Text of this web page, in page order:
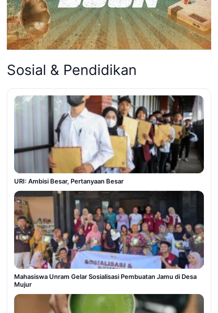
Sosial & Pendidikan
URI: Ambisi Besar, Pertanyaan Besar
Mahasiswa Unram Gelar Sosialisasi Pembuatan Jamu di Desa
Mujur